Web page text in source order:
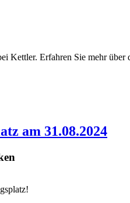
Erfahren Sie mehr
am 31.08.2024